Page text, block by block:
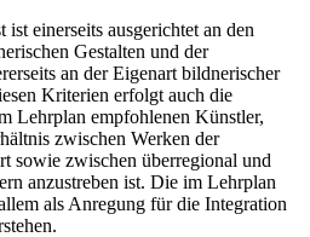
einerseits ausgerichtet an den
Gestalten und der
an der Eigenart bildnerischer
Kriterien erfolgt auch die
Lehrplan empfohlenen Künstler,
zwischen Werken der
sowie zwischen überregional und
anzustreben ist. Die im Lehrplan
als Anregung für die Integration